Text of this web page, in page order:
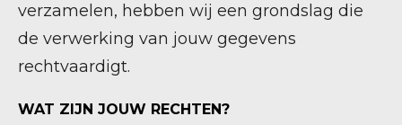
verzamelen, hebben wij een grondslag die
de verwerking van jouw gegevens
rechtvaardigt.
WAT ZIJN JOUW RECHTEN?